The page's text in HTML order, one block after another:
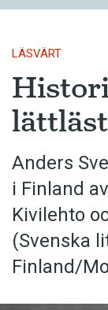
LÄSVÄRT
Anders
i Finland
Kivilehto
(Svenska
Finland/